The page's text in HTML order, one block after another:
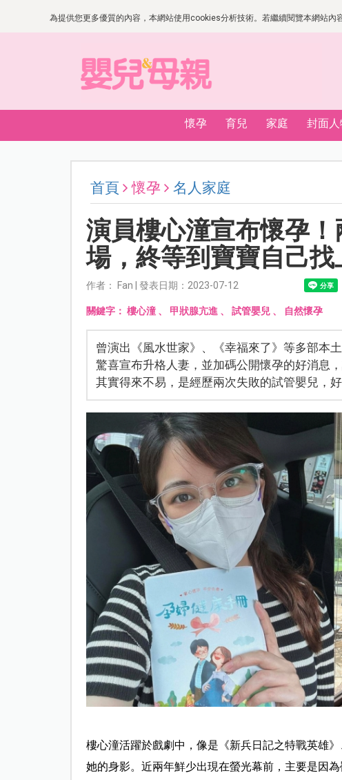
為提供您更多優質的內容，本網站使用cookies分析技術。若繼續閱覽本網站
懷孕 育兒 家庭 封面人
首頁 懷孕 名人家庭
演員樓心潼宣布懷孕
場，終等到寶寶自己找
作者： Fan | 發表日期：2023-07-12
關鍵字： 樓心潼、 甲狀腺亢進 、 試管嬰兒、 自然懷孕
曾演出《風水世家》、《幸福來了》等多部本
驚喜宣布升格人妻，並加碼公開懷孕的好消息
其實得來不易，是經歷兩次失敗的試管嬰兒，
樓心潼活躍於戲劇中，像是《新兵日記之特戰英雄
她的身影。近兩年鮮少出現在螢光幕前，主要是因